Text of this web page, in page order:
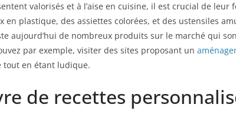
valorisés et à l’aise en cuisine, il est crucial de
en plastique, des assiettes colorées, et des ustensiles
aujourd’hui de nombreux produits sur le marché qui
par exemple, visiter des sites proposant un
tout en étant ludique.
de recettes